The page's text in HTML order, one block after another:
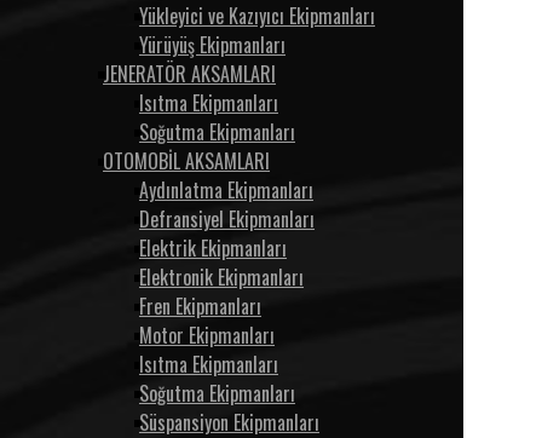
Yükleyici ve Kazıyıcı Ekipmanları
Yürüyüş Ekipmanları
JENERATÖR AKSAMLARI
Isıtma Ekipmanları
Soğutma Ekipmanları
OTOMOBİL AKSAMLARI
Aydınlatma Ekipmanları
Defransiyel Ekipmanları
Elektrik Ekipmanları
Elektronik Ekipmanları
Fren Ekipmanları
Motor Ekipmanları
Isıtma Ekipmanları
Soğutma Ekipmanları
Süspansiyon Ekipmanları